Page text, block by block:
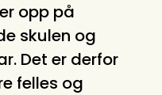
opp på
skulen og
Det er derfor
felles og